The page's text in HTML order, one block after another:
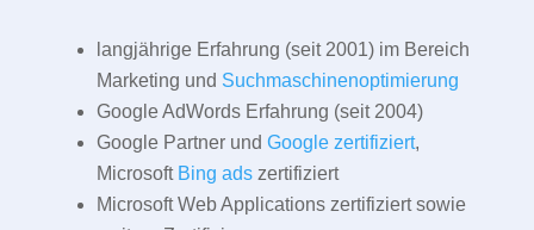
langjährige Erfahrung (seit 2001) im Bereich
Marketing und Suchmaschinenoptimierung
Google AdWords Erfahrung (seit 2004)
Google Partner und Google zertifiziert,
Microsoft Bing adszertifiziert
Microsoft Web Applications zertifiziert sowie